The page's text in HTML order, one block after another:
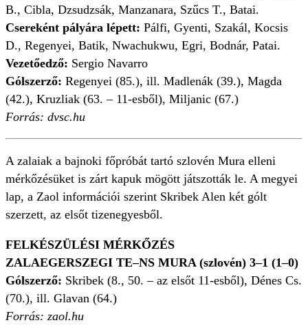
B., Cibla, Dzsudzsák, Manzanara, Szűcs T., Batai.
Csereként pályára lépett: Pálfi, Gyenti, Szakál, Kocsis
D., Regenyei, Batik, Nwachukwu, Egri, Bodnár, Patai.
Vezetőedző: Sergio Navarro
Gólszerző: Regenyei (85.), ill. Madlenák (39.), Magda
(42.), Kruzliak (63. – 11-esből), Miljanic (67.)
Forrás: dvsc.hu
A zalaiak a bajnoki főpróbát tartó szlovén Mura elleni
mérkőzésüket is zárt kapuk mögött játszották le. A megyei
lap, a Zaol információi szerint Skribek Alen két gólt
szerzett, az elsőt tizenegyesből.
FELKÉSZÜLÉSI MÉRKŐZÉS
ZALAEGERSZEGI TE–NS MURA (szlovén) 3–1 (1–0)
Gólszerző: Skribek (8., 50. – az elsőt 11-esből), Dénes Cs.
(70.), ill. Glavan (64.)
Forrás: zaol.hu